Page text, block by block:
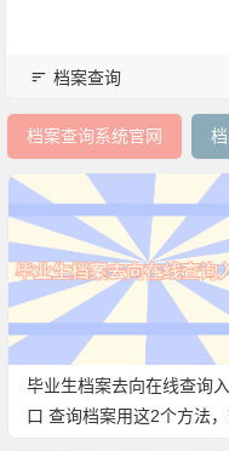
档案查询
档案查询系统官网
毕业生档案去向在线查询入
口 查询档案用这2个方法